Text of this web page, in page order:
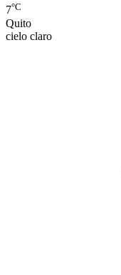
7°C
Quito
cielo claro